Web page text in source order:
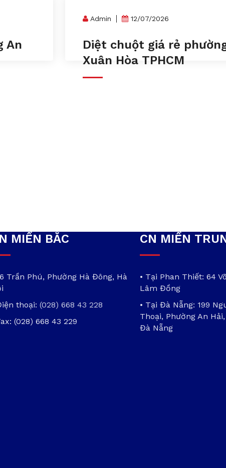
An
Admin 12/07/2026
Diệt chuột giá rẻ
Xuân Hòa TPHCM
MIỀN BẮC
Trần Phú, Phường Hà Đông, Hà
thoại: (028) 668 43 228
(028) 668 43 229
CN MIỀN
• Tại Phan Thiết: 64
Lâm Đồng
• Tại Đà Nẵng: 199
Thoại, Phường An
Đà Nẵng